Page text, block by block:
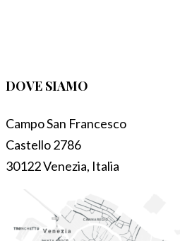
DOVE SIAMO
Campo San Francesco
Castello 2786
30122 Venezia, Italia